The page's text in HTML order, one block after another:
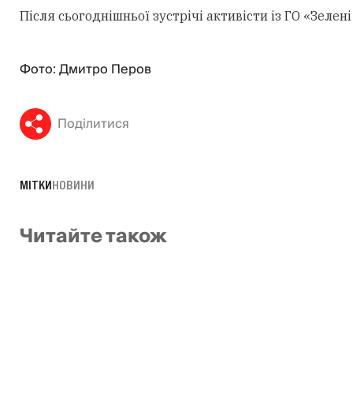
Після сьогоднішньої зустрічі активісти із ГО
Фото: Дмитро Перов
Поділитися
МІТКИНОВИНИ
Читайте також